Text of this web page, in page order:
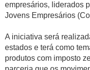
empresários, liderados
Jovens Empresários
A iniciativa será
estados e terá como
produtos com imposto